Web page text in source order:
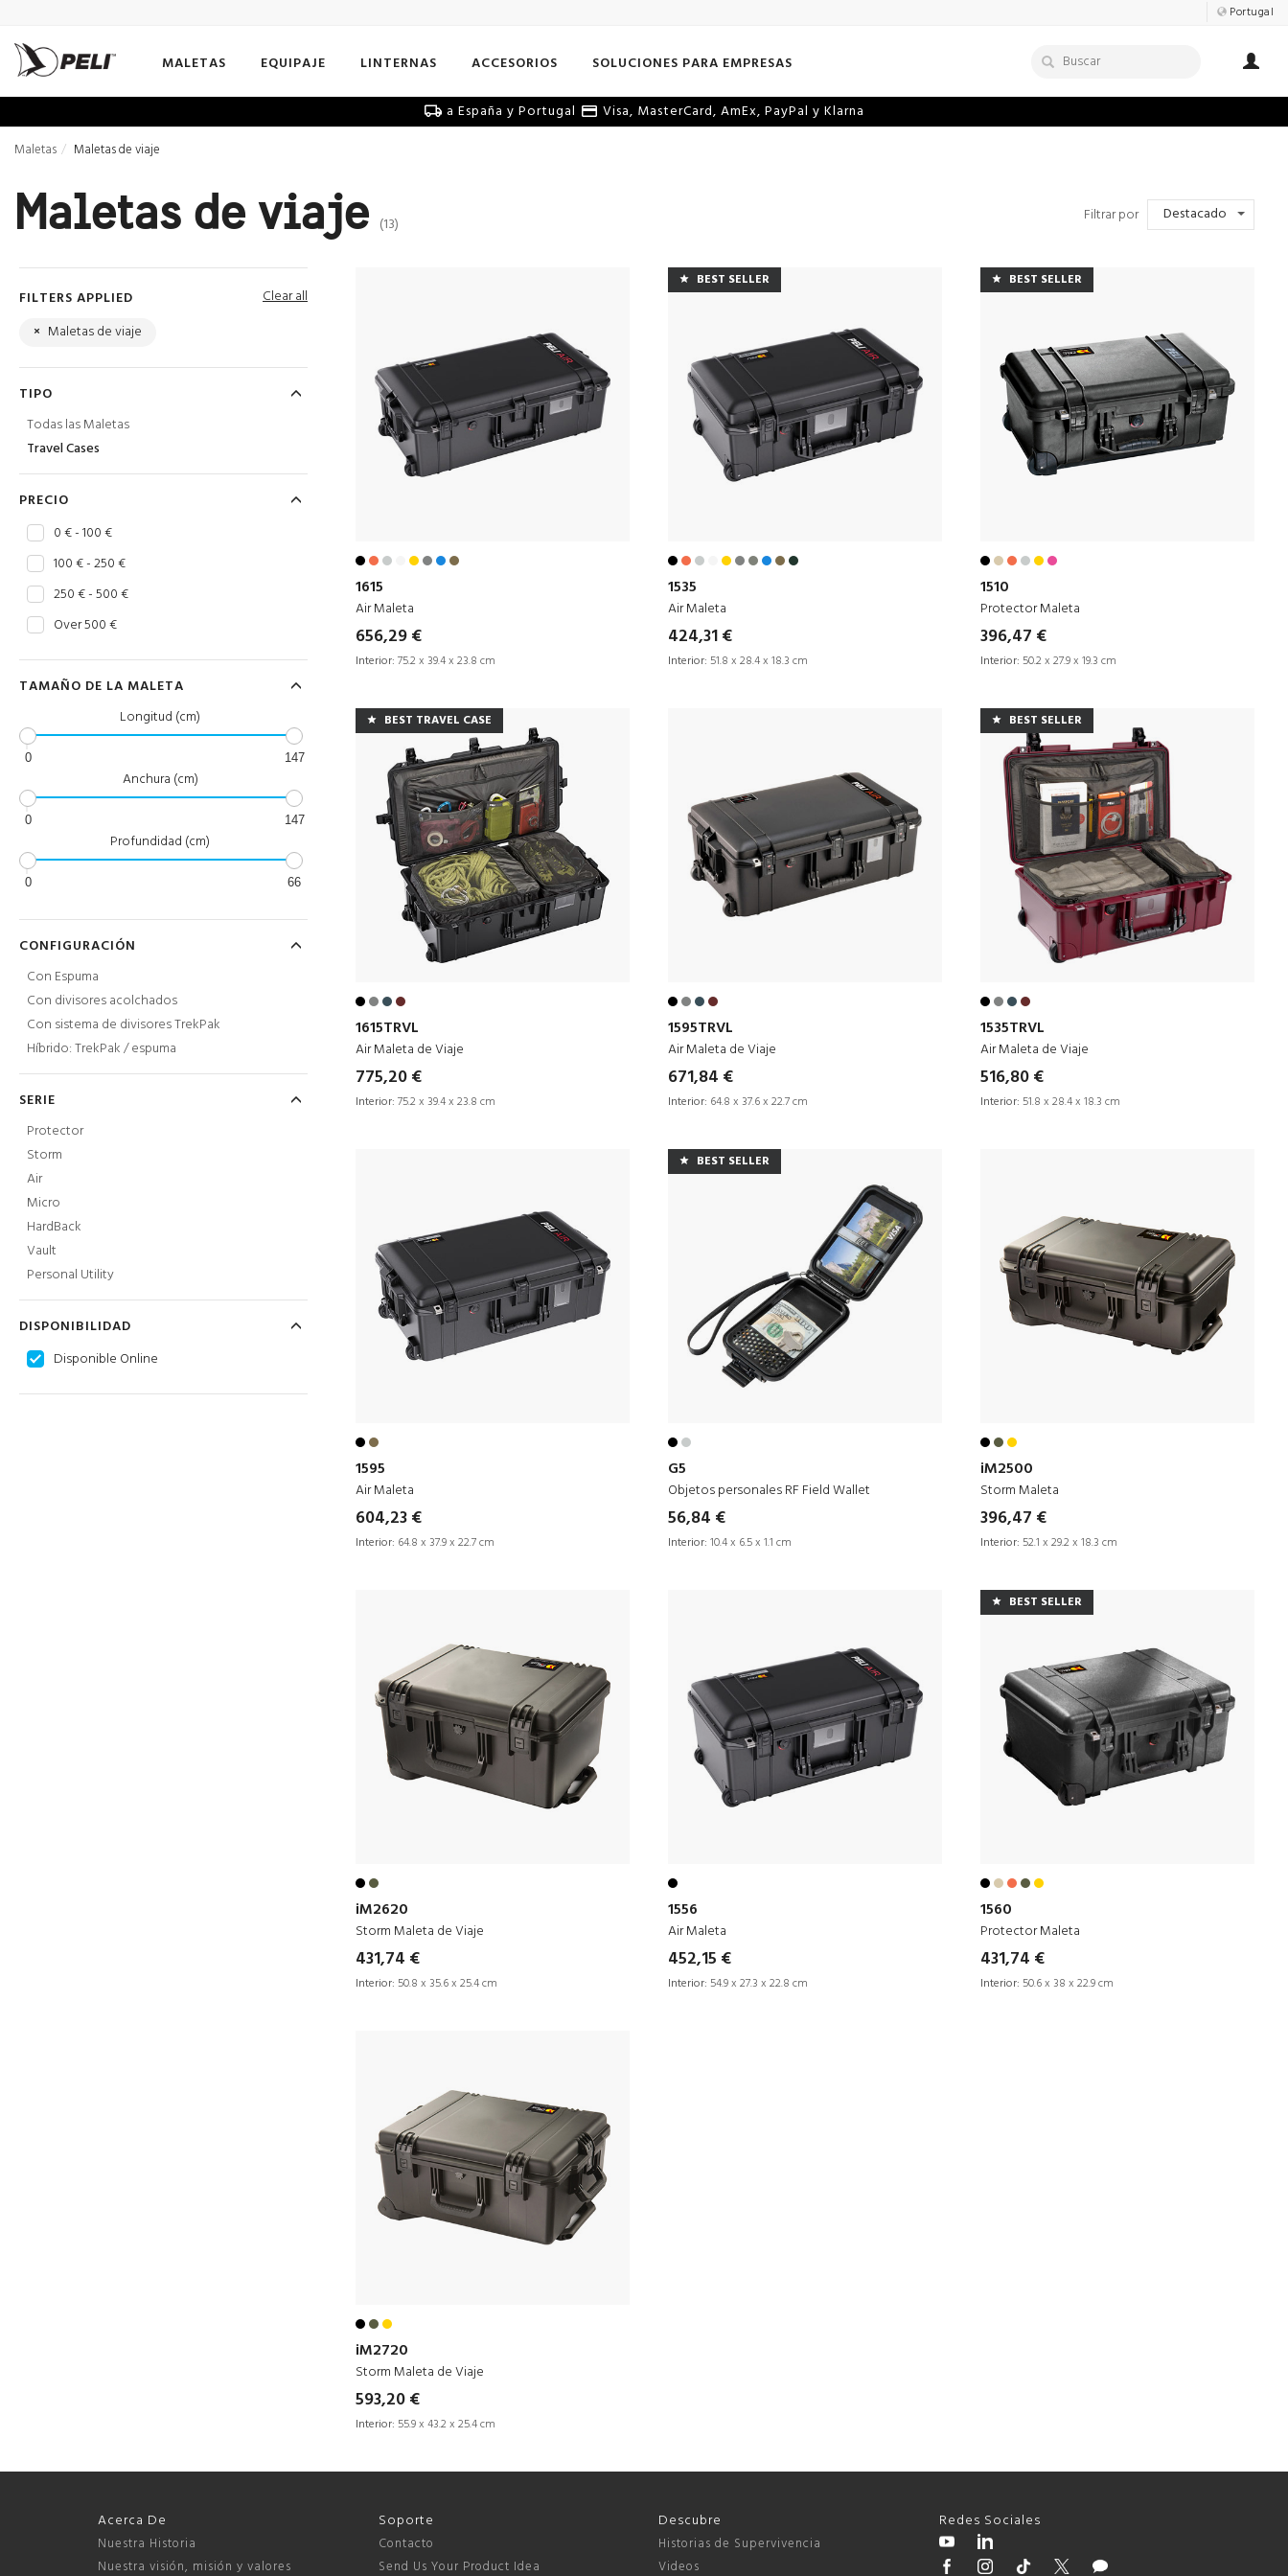
Portugal
MALETAS EQUIPAJE LINTERNAS ACCESORIOS SOLUCIONES PARA EMPRESAS
a España y Portugal Visa, MasterCard, AmEx, PayPal y Klarna
Maletas Maletas de viaje
Maletas de viaje (13) Filtrar por Destacado
FILTERS APPLIED
Clear all
× Maletas de viaje
TIPO
Todas las Maletas
Travel Cases
PRECIO
0 € - 100 €
100 € - 250 €
250 € - 500 €
Over 500 €
TAMAÑO DE LA MALETA
Longitud (cm)
0 147
Anchura (cm)
0 147
Profundidad (cm)
0 66
CONFIGURACIÓN
Con Espuma
Con divisores acolchados
Con sistema de divisores TrekPak
Híbrido: TrekPak / espuma
SERIE
Protector
Storm
Air
Micro
HardBack
Vault
Personal Utility
DISPONIBILIDAD
Disponible Online
1615
Air Maleta
656,29 €
Interior: 75.2 x 39.4 x 23.8 cm
BEST SELLER
1535
Air Maleta
424,31 €
Interior: 51.8 x 28.4 x 18.3 cm
BEST SELLER
1510
Protector Maleta
396,47 €
Interior: 50.2 x 27.9 x 19.3 cm
BEST TRAVEL CASE
1615TRVL
Air Maleta de Viaje
775,20 €
Interior: 75.2 x 39.4 x 23.8 cm
1595TRVL
Air Maleta de Viaje
671,84 €
Interior: 64.8 x 37.6 x 22.7 cm
BEST SELLER
1535TRVL
Air Maleta de Viaje
516,80 €
Interior: 51.8 x 28.4 x 18.3 cm
1595
Air Maleta
604,23 €
Interior: 64.8 x 37.9 x 22.7 cm
BEST SELLER
G5
Objetos personales RF Field Wallet
56,84 €
Interior: 10.4 x 6.5 x 1.1 cm
iM2500
Storm Maleta
396,47 €
Interior: 52.1 x 29.2 x 18.3 cm
iM2620
Storm Maleta de Viaje
431,74 €
Interior: 50.8 x 35.6 x 25.4 cm
1556
Air Maleta
452,15 €
Interior: 54.9 x 27.3 x 22.8 cm
BEST SELLER
1560
Protector Maleta
431,74 €
Interior: 50.6 x 38 x 22.9 cm
iM2720
Storm Maleta de Viaje
593,20 €
Interior: 55.9 x 43.2 x 25.4 cm
Acerca De
Nuestra Historia
Nuestra visión, misión y valores
Soporte
Contacto
Send Us Your Product Idea
Descubre
Historias de Supervivencia
Videos
Redes Sociales